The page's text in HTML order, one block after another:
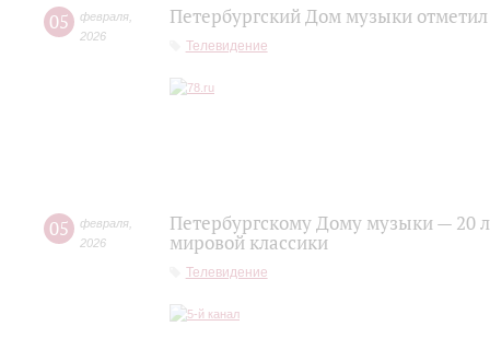
05 февраля
2026
Петербургский Дом музыки
Телевидение
05 февраля
2026
Петербургскому Дому музыки — 20
мировой классики
Телевидение